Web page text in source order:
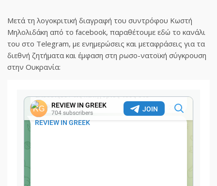
Μετά τη λογοκριτική διαγραφή του συντρόφου Κωστή
Μηλολιδάκη από το facebook, παραθέτουμε εδώ το κανάλι
του στο Telegram, με ενημερώσεις και μεταφράσεις για τα
διεθνή ζητήματα και έμφαση στη ρωσο-νατοϊκή σύγκρουση
στην Ουκρανία: